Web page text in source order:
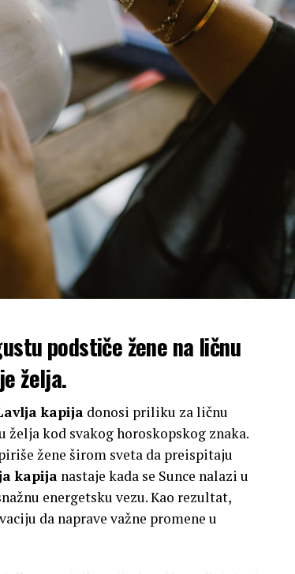
podstiče žene na ličnu
želja.
kapija donosi priliku za ličnu
kod svakog horoskopskog znaka.
žene širom sveta da preispitaju
kapija nastaje kada se Sunce nalazi u
energetsku vezu. Kao rezultat,
da naprave važne promene u